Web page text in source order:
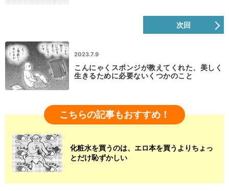
次回
2023.7.9
こんにゃくスポンジが教えてくれた、美しく
生きるために必要ないくつかのこと
こちらの記事もおすすめ！
化粧水を買うのは、エロ本を買うよりちょっ
とだけ恥ずかしい